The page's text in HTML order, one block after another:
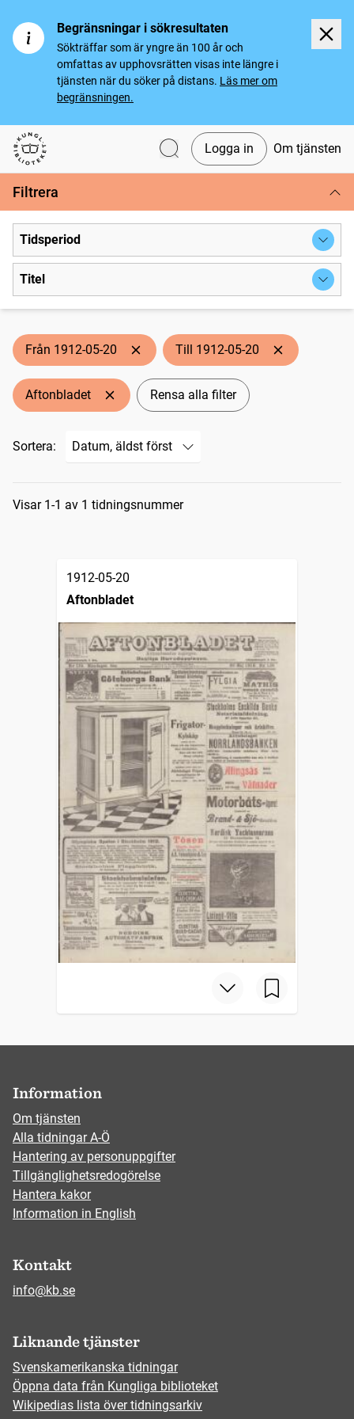
Begränsningar i sökresultaten
Sökträffar som är yngre än 100 år och
omfattas av upphovsrätten visas inte längre i
tjänsten när du söker på distans. Läs mer om
begränsningen.
Svenska tidningar
Logga in Om tjänsten
Filtrera
Tidsperiod
Titel
Från 1912-05-20 Till 1912-05-20
Aftonbladet Rensa alla filter
Sortera:
Sökresultat
Visar 1-1 av 1 tidningsnummer
1912-05-20
Aftonbladet
Information
Om tjänsten
Alla tidningar A-Ö
Hantering av personuppgifter
Tillgänglighetsredogörelse
Hantera kakor
Information in English
Kontakt
info@kb.se
Liknande tjänster
Svenskamerikanska tidningar
Öppna data från Kungliga biblioteket
Wikipedias lista över tidningsarkiv